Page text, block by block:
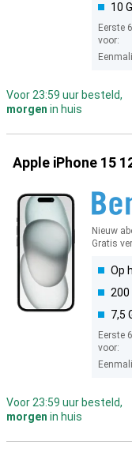
10
Eerste
voor:
Voor 23:59 uur besteld,
morgen in huis
Apple iPhone 15
Nieuw
Gratis
Op
7,5
Eerste
voor:
Voor 23:59 uur besteld,
morgen in huis